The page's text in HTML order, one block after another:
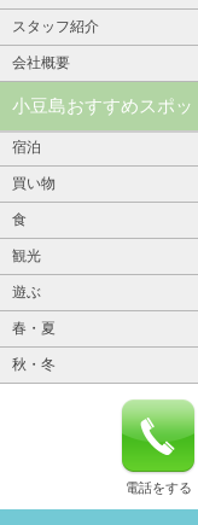
スタッフ紹介
会社概要
小豆島おすすめスポ
宿泊
買い物
食
観光
遊ぶ
春・夏
秋・冬
電話をする